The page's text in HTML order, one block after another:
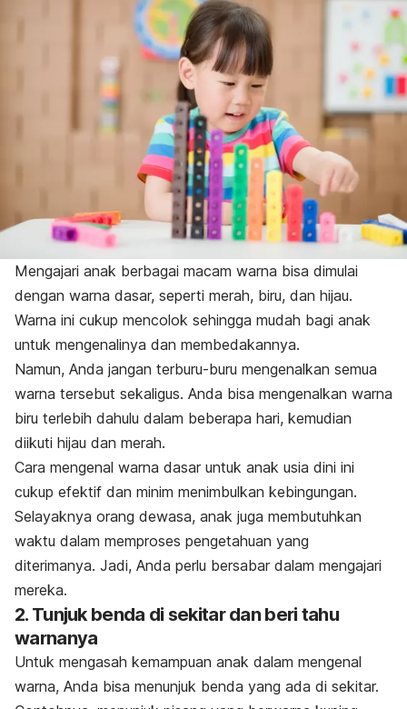
Mengajari anak berbagai macam warna bisa dimulai
dengan warna dasar, seperti merah, biru, dan hijau.
Warna ini cukup mencolok sehingga mudah bagi anak
untuk mengenalinya dan membedakannya.
Namun, Anda jangan terburu-buru mengenalkan semua
warna tersebut sekaligus. Anda bisa mengenalkan warna
biru terlebih dahulu dalam beberapa hari, kemudian
diikuti hijau dan merah.
Cara mengenal warna dasar untuk anak usia dini ini
cukup efektif dan minim menimbulkan kebingungan.
Selayaknya orang dewasa, anak juga membutuhkan
waktu dalam memproses pengetahuan yang
diterimanya. Jadi, Anda perlu bersabar dalam mengajari
mereka.
2. Tunjuk benda di sekitar dan beri tahu
warnanya
Untuk mengasah kemampuan anak dalam mengenal
warna, Anda bisa menunjuk benda yang ada di sekitar.